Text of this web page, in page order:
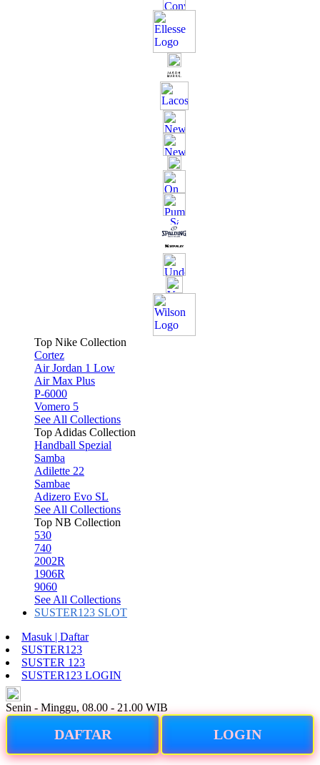
Top Nike Collection
Cortez
Air Jordan 1 Low
Air Max Plus
P-6000
Vomero 5
See All Collections
Top Adidas Collection
Handball Spezial
Samba
Adilette 22
Sambae
Adizero Evo SL
See All Collections
Top NB Collection
530
740
2002R
1906R
9060
See All Collections
SUSTER123 SLOT
Masuk | Daftar
SUSTER123
SUSTER 123
SUSTER123 LOGIN
Senin - Minggu, 08.00 - 21.00 WIB
DAFTAR LOGIN